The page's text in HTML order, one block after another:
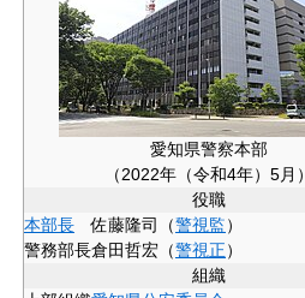
愛知県警察本部
（2022年（令和4年）5月）
役職
本部長
佐藤隆司（警視監）
警務部長倉田哲宏（警視正）
組織